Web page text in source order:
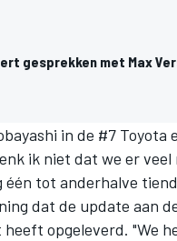
gesprekken met Max
in de #7 Toyota
ik niet dat we er
één tot anderhalve
dat de update aan
opgeleverd. "We